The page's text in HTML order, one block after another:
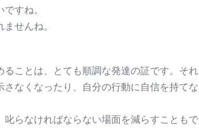
すね。
せんね。
ことは、とても順調な発達の証です。それ
なくなったり、自分の行動に自信を持てな
らなければならない場面を減らすこともで